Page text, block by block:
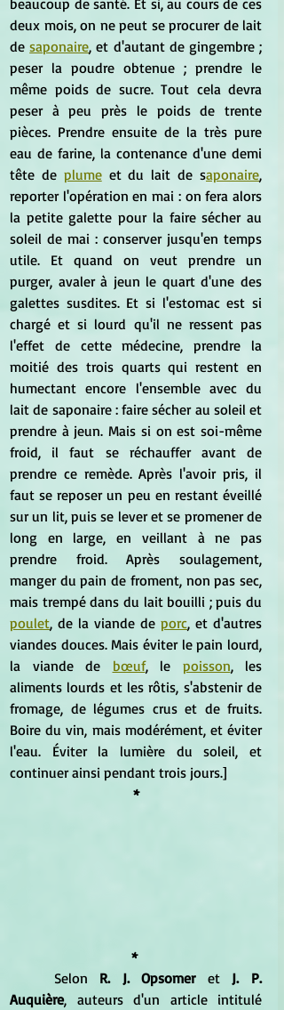
deux mois, on ne peut se procurer de lait
de saponaire, et d'autant de gingembre ;
peser la poudre obtenue ; prendre le
même poids de sucre. Tout cela devra
peser à peu près le poids de trente
pièces. Prendre ensuite de la très pure
eau de farine, la contenance d'une demi
tête de plume et du lait de saponaire,
reporter l'opération en mai : on fera alors
la petite galette pour la faire sécher au
soleil de mai : conserver jusqu'en temps
utile. Et quand on veut prendre un
purger, avaler à jeun le quart d'une des
galettes susdites. Et si l'estomac est si
chargé et si lourd qu'il ne ressent pas
l'effet de cette médecine, prendre la
moitié des trois quarts qui restent en
humectant encore l'ensemble avec du
lait de saponaire : faire sécher au soleil et
prendre à jeun. Mais si on est soi-même
froid, il faut se réchauffer avant de
prendre ce remède. Après l'avoir pris, il
faut se reposer un peu en restant éveillé
sur un lit, puis se lever et se promener de
long en large, en veillant à ne pas
prendre froid. Après soulagement,
manger du pain de froment, non pas sec,
poulet, de la viande de porc, et d'autres
viandes douces. Mais éviter le pain lourd,
la viande de bœuf, le poisson, les
aliments lourds et les rôtis, s'abstenir de
fromage, de légumes crus et de fruits.
Boire du vin, mais modérément, et éviter
l'eau. Éviter la lumière du soleil, et
continuer ainsi pendant trois jours.]
*
*
	Selon
R. J. Opsomer et J. P.
Auquière, auteurs d'un article intitulé